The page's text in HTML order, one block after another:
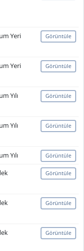
Yeri Görüntüle
Yeri Görüntüle
Yılı Görüntüle
Yılı Görüntüle
Yılı Görüntüle
Görüntüle
Görüntüle
Görüntüle